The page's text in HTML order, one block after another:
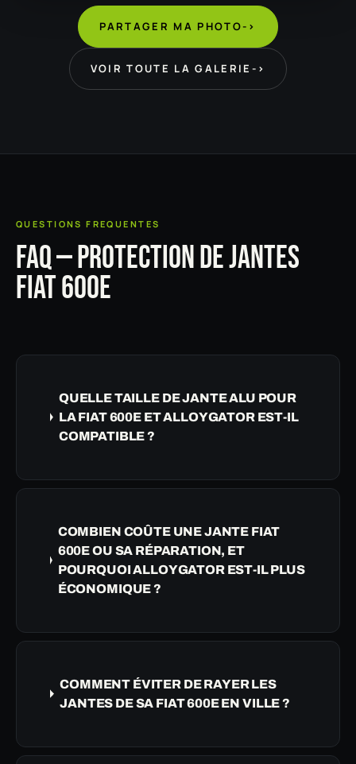
PARTAGER MA PHOTO->
VOIR TOUTE LA GALERIE ->
QUESTIONS FREQUENTES
FAQ — PROTECTION DE JANTES
FIAT 600E
QUELLE TAILLE DE JANTE ALU POUR
LA FIAT 600E ET ALLOYGATOR EST-IL
COMPATIBLE ?
COMBIEN COÛTE UNE JANTE FIAT
600E OU SA RÉPARATION, ET
POURQUOI ALLOYGATOR EST-IL PLUS
ÉCONOMIQUE ?
COMMENT ÉVITER DE RAYER LES
JANTES DE SA FIAT 600E EN VILLE ?